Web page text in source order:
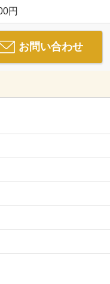
円
お問い合わせ